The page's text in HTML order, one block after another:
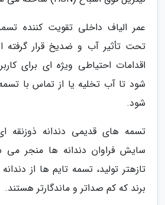
عمر الیاف داخلی تقویت کننده
تحت تأثیر آب و ضدیخ قرار گرفته
اقدامات احتیاطی ویژه ای برای
شود تا آب تخلیه یا از تماس با
شود.
تسمه های قدیمی دندانه ذوزنقه
سایش فراوان دندانه ها منجر
تازهتر تولید، تسمه تایم ها از
برند که کم صداتر و ماندگارتر هستند.